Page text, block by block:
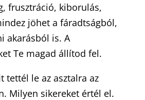
frusztráció, kiborulás,
jöhet a fáradtságból,
akarásból is. A
Te magad állítod fel.
tettél le az asztalra az
Milyen sikereket értél el.